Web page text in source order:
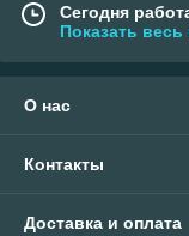
Сегодня
Показать
О нас
Контакты
Доставка и оплата